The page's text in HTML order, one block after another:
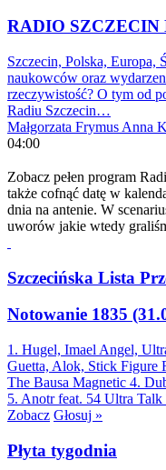
RADIO SZCZECIN
Szczecin, Polska,
naukowców oraz
rzeczywistość? O tym od
Radiu Szczecin…
Małgorzata Frymus Anna
04:00
Zobacz pełen program
także cofnąć datę w
dnia na antenie. W
uworów jakie wtedy
Szczecińska Lista
Notowanie 1835
1. Hugel, Imael Angel,
Guetta, Alok, Stick Figure
The Bausa Magnetic 4.
5. Anotr feat. 54 Ultra Talk
Zobacz Głosuj »
Płyta tygodnia